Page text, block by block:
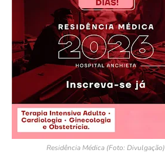
Residência Médica (Foto: Divulgação)